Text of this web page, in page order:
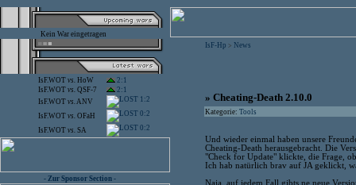
Kein War eingetragen
IsF.WOT vs. HoW
2:1
IsF.WOT vs. QSF-7
2:1
IsF.WOT vs.ANV 1:2
IsF.WOT vs. OFaH 0:2
IsF.WOT vs. SA 0:2
- Zur Sponsor Section -
IsF-Hp > News
» Cheating-Death 2.10.0
Kategorie: Tools
Und wieder einmal haben unsere
Cheating-Death herausgebracht. Die
"Check for Update" klickte, die Frage,
Ich hab natürlich brav auf JA geklickt,
Naja, auf jedem Fall gibts ne neue